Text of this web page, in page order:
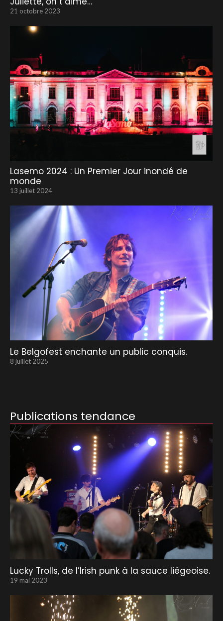
21 octobre 2023
Lasemo 2024 : Un Premier Jour inondé de
monde
13 juillet 2024
Le Belgofest enchante un public conquis.
8 juillet 2025
Publications tendance
Lucky Trolls, de l’Irish punk à la sauce liégeoise.
19 mai 2023